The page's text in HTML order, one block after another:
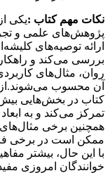
نکات مهم کتاب :یکی
پژوهش‌های علمی و
ارائه توصیه‌های
بررسی می‌کند و
روان، مثال‌های
آن محسوب می‌شوند.از
کتاب در بخش‌هایی بیش
تمرکز می‌کند و به
همچنین برخی
ممکن است در برخی
با این حال، بیشتر
خوانندگان امروزی